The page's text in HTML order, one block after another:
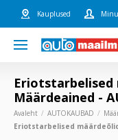
Kauplused
Eriotstarbelised
Määrdeained -
Avaleht AUTOKAUBAD
Eriotstarbelised